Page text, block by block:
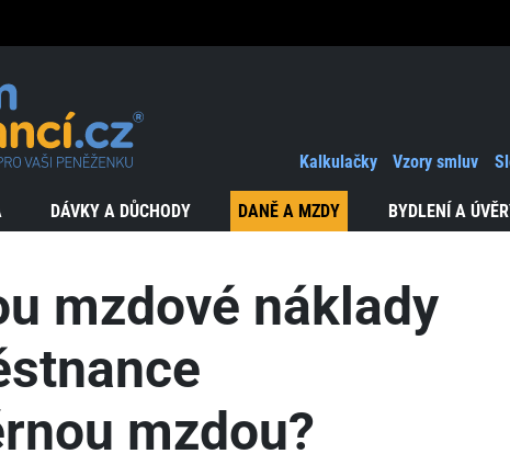
DÁVKY A DŮCHODY DANĚ A MZDY BYDLENÍ A
Kalkulačky Vzory smluv
mzdové náklady
mzdou?